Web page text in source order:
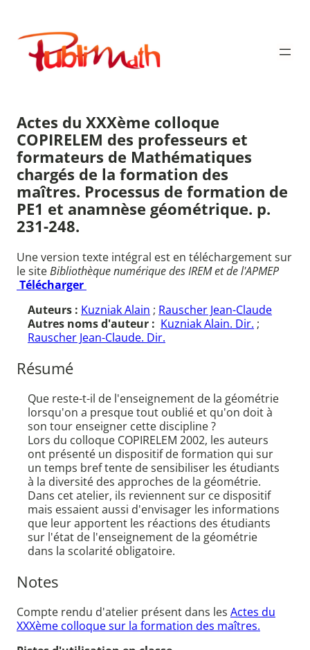
contenu
Publimath
Actes du XXXème colloque
COPIRELEM des professeurs et
formateurs de Mathématiques
chargés de la formation des
maîtres. Processus de formation de
PE1 et anamnèse géométrique. p.
231-248.
Une version texte intégral est en téléchargement sur
le siteBibliothèque numérique des IREM et de l'APMEP
Télécharger
Auteurs : Kuzniak Alain ; Rauscher Jean-Claude
Autres noms d'auteur : Kuzniak Alain. Dir. ;
Rauscher Jean-Claude. Dir.
Résumé
Que reste-t-il de l'enseignement de la géométrie
lorsqu'on a presque tout oublié et qu'on doit à
son tour enseigner cette discipline ?
Lors du colloque COPIRELEM 2002, les auteurs
ont présenté un dispositif de formation qui sur
un temps bref tente de sensibiliser les étudiants
à la diversité des approches de la géométrie.
Dans cet atelier, ils reviennent sur ce dispositif
mais essaient aussi d'envisager les informations
que leur apportent les réactions des étudiants
sur l'état de l'enseignement de la géométrie
dans la scolarité obligatoire.
Notes
Compte rendu d'atelier présent dans les Actes du
XXXème colloque sur la formation des maîtres.